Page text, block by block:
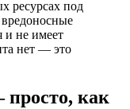
ресурсах под
и не имеет
нет — это
как